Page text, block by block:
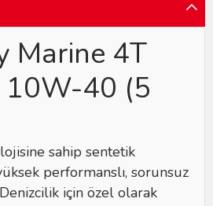
Marine 4T
40 (5
sahip sentetik
performanslı, sorunsuz
Denizcilik için özel olarak